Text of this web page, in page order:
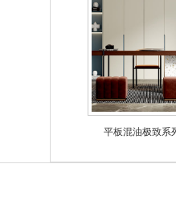
平板混油极致系